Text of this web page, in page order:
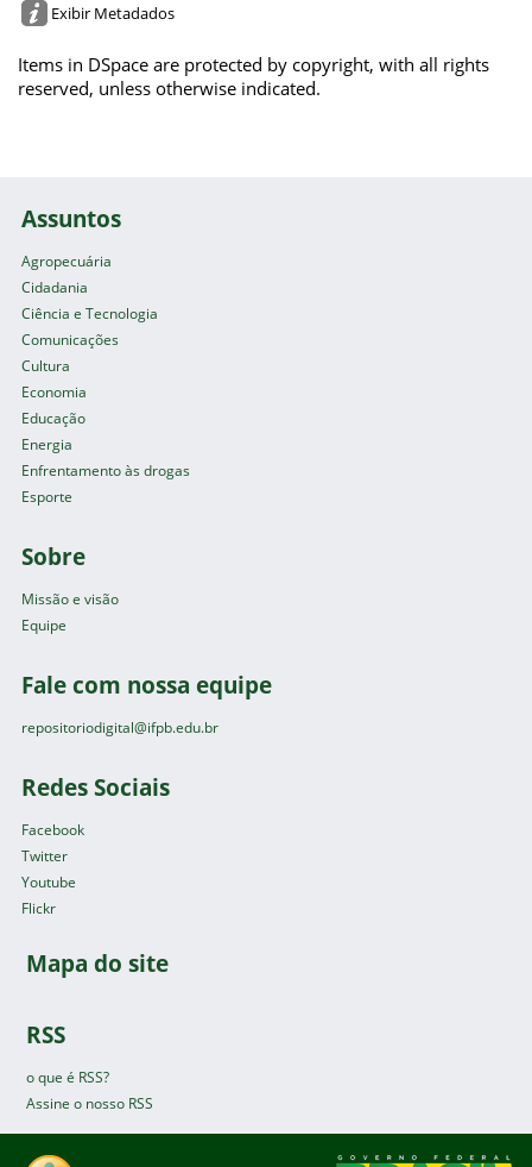
Exibir Metadados
Items in DSpace are protected by copyright, with all rights
reserved, unless otherwise indicated.
Assuntos
Agropecuária
Cidadania
Ciência e Tecnologia
Comunicações
Cultura
Economia
Educação
Energia
Enfrentamento às drogas
Esporte
Sobre
Missão e visão
Equipe
Fale com nossa equipe
repositoriodigital@ifpb.edu.br
Redes Sociais
Facebook
Twitter
Youtube
Flickr
Mapa do site
RSS
o que é RSS?
Assine o nosso RSS